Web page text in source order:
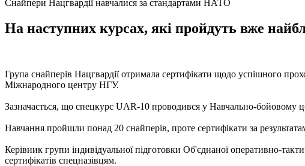
Снайпери Нацгвардії навчалися за стандартами НАТО
На наступних курсах, які пройдуть вже
Група снайперів Нацгвардії отримала сертифікати щодо успішного
Міжнародного центру НГУ.
Зазначається, що спецкурс UAR-10 проводився у Навчально-бойовому
Навчання пройшли понад 20 снайперів, проте сертифікати за
Керівник групи індивідуальної підготовки Об'єднаної оперативно-
сертифікатів спецназівцям.